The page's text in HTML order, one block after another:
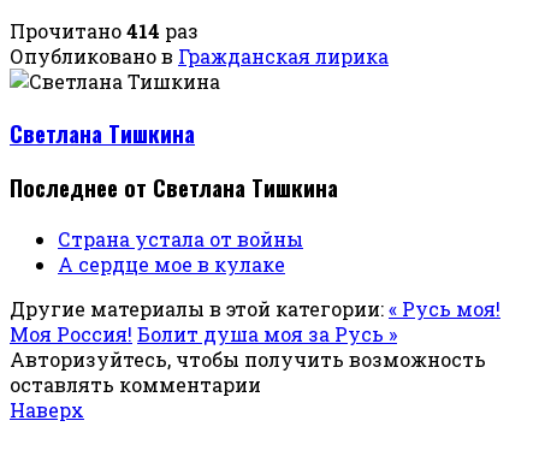
Прочитано414 раз
Опубликовано в Гражданская лирика
Светлана Тишкина
Последнее от Светлана Тишкина
Страна устала от войны
А сердце мое в кулаке
Другие материалы в этой категории:« Русь моя!
Моя Россия! Болит душа моя за Русь »
Авторизуйтесь, чтобы получить возможность
оставлять комментарии
Наверх